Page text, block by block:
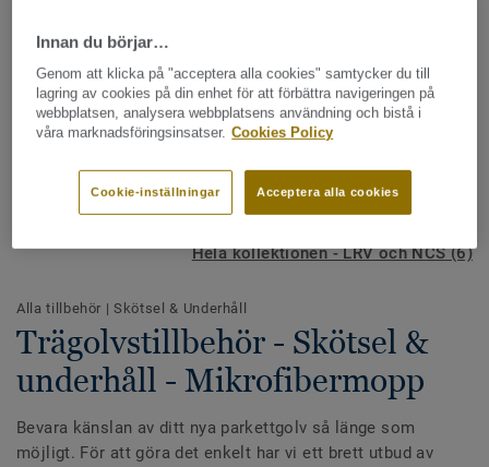
Hela kollektionen - LRV och NCS (6)
Alla tillbehör |Skötsel & Underhåll
Trägolvstillbehör - Skötsel &
underhåll - Mikrofibermopp
Bevara känslan av ditt nya parkettgolv så länge som
möjligt. För att göra det enkelt har vi ett brett utbud av
Innan du börjar…
Genom att klicka på "acceptera alla cookies" samtycker du till
lagring av cookies på din enhet för att förbättra navigeringen på
webbplatsen, analysera webbplatsens användning och bistå i
våra marknadsföringsinsatser. Cookies Policy
Acceptera alla cookies
Cookie-inställningar